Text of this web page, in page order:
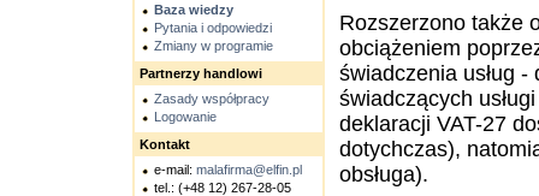
Baza wiedzy
Pytania i odpowiedzi
Zmiany w programie
Partnerzy handlowi
Zasady współpracy
Logowanie
Kontakt
e-mail: malafirma@elfin.pl
tel.: (+48 12) 267-28-05
Rozszerzono także
obciążeniem
świadczenia usług
świadczących
deklaracji VAT-27
dotychczas),
obsługa).